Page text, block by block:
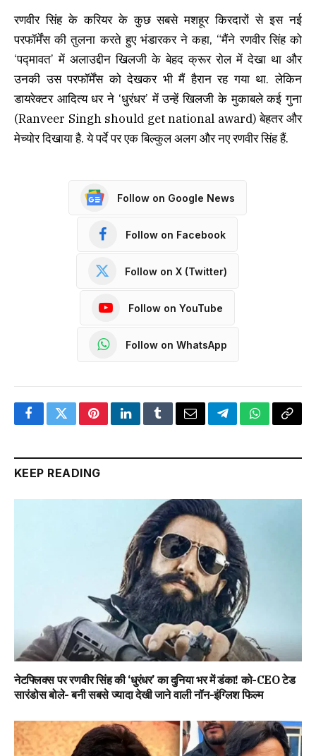
रणवीर सिंह के करियर के कुछ सबसे मशहूर किरदारों से इस नई
परफॉर्मेंस की तुलना करते हुए भंडारकर ने कहा, “मैंने रणवीर सिंह को
‘पद्मावत’ में अलाउद्दीन खिलजी के बेहद क्रूर रोल में देखा था और
उनकी उस परफॉर्मेंस को देखकर भी मैं हैरान रह गया था. लेकिन
डायरेक्टर आदित्य धर ने ‘धुरंधर’ में उन्हें खिलजी के मुकाबले कई गुना
(Ranveer Singh should get national award) बेहतर और
मेच्योर दिखाया है. ये पर्दे पर एक बिल्कुल अलग और नए रणवीर सिंह हैं.
Follow on Google News
Follow on Facebook
Follow on X (Twitter)
Follow on YouTube
Follow on WhatsApp
FacebookTwitterPinterestLinkedInTumblrEmailTelegramWhatsApp
Copy
KEEP READING
नेटफ्लिक्स पर रणवीर सिंह की ‘धुरंधर’ का दुनिया भर में डंका! को-CEO टेड
सारंडोस बोले- बनी सबसे ज्यादा देखी जाने वाली नॉन-इंग्लिश फिल्म